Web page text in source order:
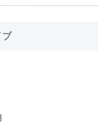
ブ